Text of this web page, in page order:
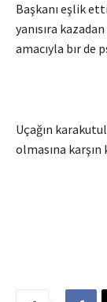
Başkanı eşlik
yanısıra
amacıyla bır de
Uçağın
olmasına